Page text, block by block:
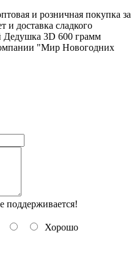
и розничная покупка за
и доставка сладкого
Дедушка 3D 600 грамм
"Мир Новогодних
поддерживается!
Хорошо